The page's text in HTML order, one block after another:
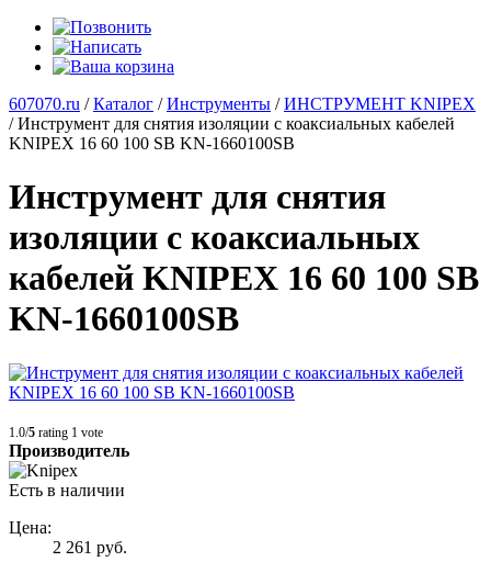
607070.ru /Каталог /Инструменты /ИНСТРУМЕНТ KNIPEX
/Инструмент для снятия изоляции с коаксиальных кабелей
KNIPEX 16 60 100 SB KN-1660100SB
Инструмент для снятия
изоляции с коаксиальных
кабелей KNIPEX 16 60 100 SB
KN-1660100SB
1.0/5 rating 1 vote
Производитель
Есть в наличии
Цена:
2 261 руб.